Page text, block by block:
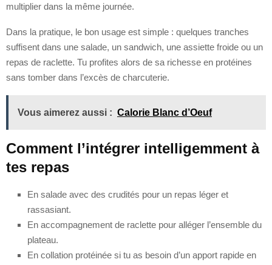
multiplier dans la même journée.
Dans la pratique, le bon usage est simple : quelques tranches
suffisent dans une salade, un sandwich, une assiette froide ou un
repas de raclette. Tu profites alors de sa richesse en protéines
sans tomber dans l’excès de charcuterie.
Vous aimerez aussi : Calorie Blanc d’Oeuf
Comment l’intégrer intelligemment à
tes repas
En salade avec des crudités pour un repas léger et
rassasiant.
En accompagnement de raclette pour alléger l’ensemble du
plateau.
En collation protéinée si tu as besoin d’un apport rapide en